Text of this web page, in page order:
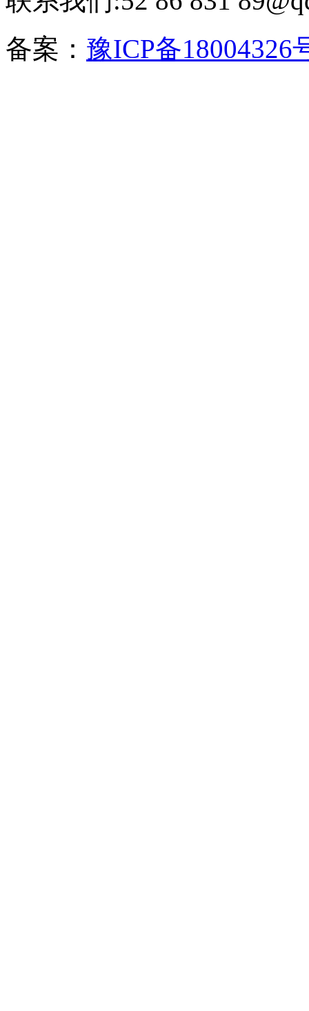
备案： 豫ICP备18004326